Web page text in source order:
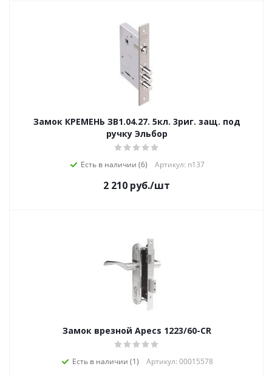
Замок КРЕМЕНЬ ЗВ1.04.27. 5кл. 3риг. защ. под
ручку Эльбор
Есть в наличии (6) Артикул: п137
2 210 руб./шт
Замок врезной Apecs 1223/60-CR
Есть в наличии (1) Артикул: 00015578